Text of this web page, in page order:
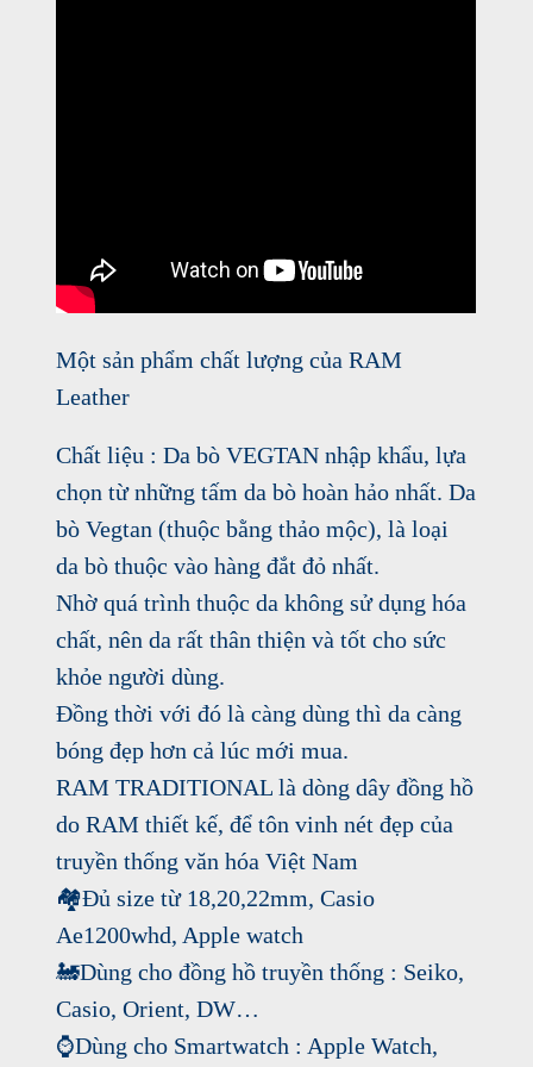
Một sản phẩm chất lượng của RAM
Leather
Chất liệu : Da bò VEGTAN nhập khẩu, lựa
chọn từ những tấm da bò hoàn hảo nhất. Da
bò Vegtan (thuộc bằng thảo mộc), là loại
da bò thuộc vào hàng đắt đỏ nhất.
Nhờ quá trình thuộc da không sử dụng hóa
chất, nên da rất thân thiện và tốt cho sức
khỏe người dùng.
Đồng thời với đó là càng dùng thì da càng
bóng đẹp hơn cả lúc mới mua.
RAM TRADITIONAL là dòng dây đồng hồ
do RAM thiết kế, để tôn vinh nét đẹp của
truyền thống văn hóa Việt Nam
🏘Đủ size từ 18,20,22mm, Casio
Ae1200whd, Apple watch
🚂Dùng cho đồng hồ truyền thống : Seiko,
Casio, Orient, DW…
⌚️Dùng cho Smartwatch : Apple Watch,